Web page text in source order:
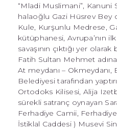
“Mladi Muslimani”, Kanuni
halaoğlu Gazi Hüsrev Bey
Kule, Kurşunlu Medrese,
kütüphanesi, Avrupa’nın
savaşının çıktığı yer
Fatih Sultan Mehmet
At meydanı – Okmeydanı,
Belediyesi tarafından
Ortodoks Kilisesi, Alija
sürekli satranç oynayan
Ferhadiye Camii,
İstiklal Caddesi ) Musevi